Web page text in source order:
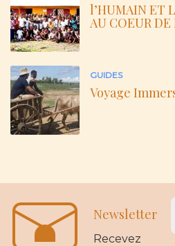
l’HUMAIN ET
AU COEUR
GUIDES
Voyage
Newsletter
Recevez